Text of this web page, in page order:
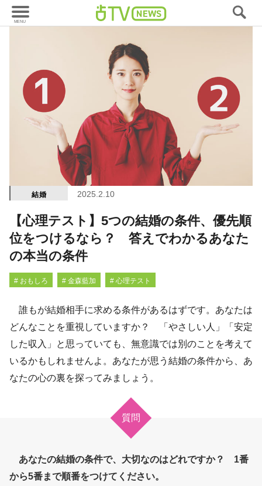
結婚 2025.2.10
【心理テスト】5つの結婚の条件、優先順
位をつけるなら？ 答えでわかるあなた
の本当の条件
# おもしろ # 金森藍加 # 心理テスト
誰もが結婚相手に求める条件があるはずです。あなたは
どんなことを重視していますか？ 「やさしい人」「安定
した収入」と思っていても、無意識では別のことを考えて
いるかもしれませんよ。あなたが思う結婚の条件から、あ
なたの心の裏を探ってみましょう。
質問
あなたの結婚の条件で、大切なのはどれですか？ 1番
から5番まで順番をつけてください。